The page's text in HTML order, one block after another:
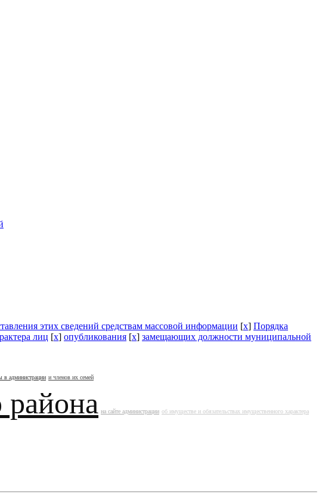
этих сведений средствам массовой информации [x] Порядка
лиц [x] опубликования [x] замещающих должности муниципальной
администрации и членов их семей
района на сайте администрации об имуществе и обязательствах имущественного характера